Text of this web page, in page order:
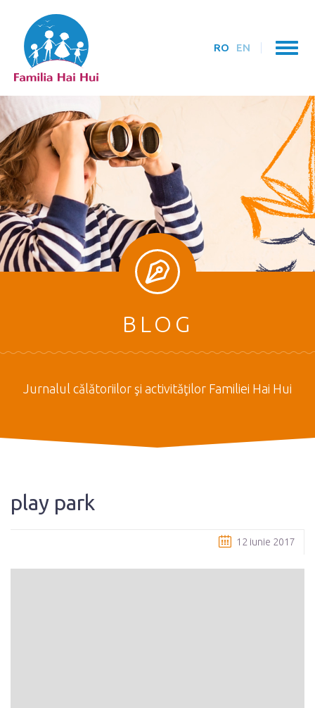
RO EN
BLOG
Jurnalul călătoriilor şi activităţilor Familiei Hai Hui
play park
12 iunie 2017